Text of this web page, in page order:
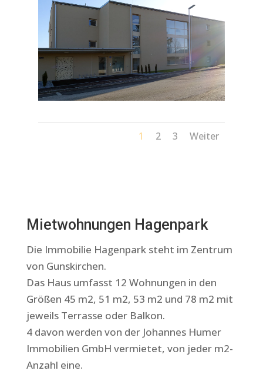
1 2 3 Weiter
Mietwohnungen Hagenpark
Die Immobilie Hagenpark steht im Zentrum
von Gunskirchen.
Das Haus umfasst 12 Wohnungen in den
Größen 45 m2, 51 m2, 53 m2 und 78 m2 mit
jeweils Terrasse oder Balkon.
4 davon werden von der Johannes Humer
Immobilien GmbH vermietet, von jeder m2-
Anzahl eine.